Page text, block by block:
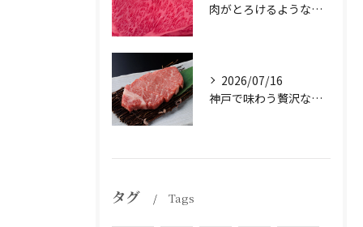
肉がとろけるような味わいを体験したことはありますか？
2026/07/16
神戸で味わう贅沢なひとときを。
タグ Tags